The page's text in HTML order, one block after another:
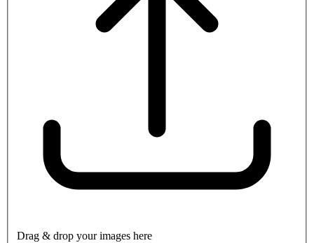
Drag & drop your images here